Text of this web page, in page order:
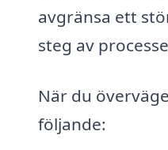
avgränsa ett
steg av
När du
följande: